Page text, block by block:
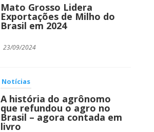
Mato Grosso Lidera
Exportações de Milho do
Brasil em 2024
23/09/2024
Notícias
A história do agrônomo
que refundou o agro no
Brasil – agora contada em
livro